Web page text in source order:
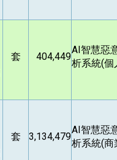
套 404,449
AI 智慧惡
析系統(個
套 3,134,479
AI 智慧惡
析系統(商